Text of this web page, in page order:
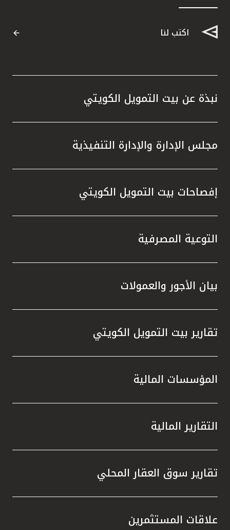
اكتب لنا
نبذة عن بيت التمويل الكويتي
مجلس الإدارة والإدارة التنفيذية
إفصاحات بيت التمويل الكويتي
التوعية المصرفية
بيان الأجور والعمولات
تقارير بيت التمويل الكويتي
المؤسسات المالية
التقارير المالية
تقارير سوق العقار المحلي
علاقات المستثمرين